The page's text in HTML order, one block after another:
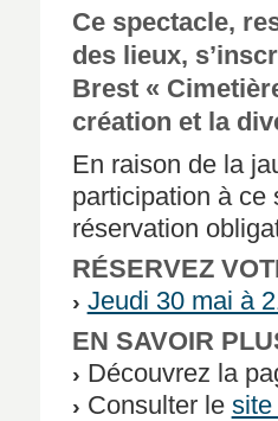
Ce spectacle,
des lieux,
Brest «
création et la
En raison de la
participation à ce
réservation
RÉSERVEZ
Jeudi 30 mai à
EN SAVOIR
Découvrez la
Consulter le site